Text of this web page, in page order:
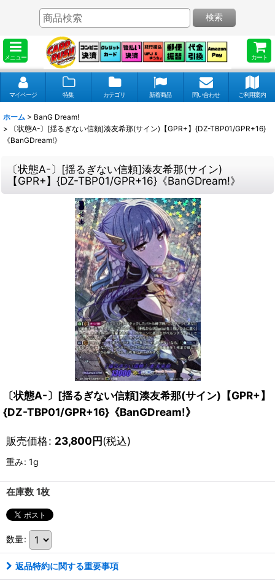
メニュー カート
検索
マイページ 特集 カテゴリ 新着商品 問い合わせ ご利用案内
ホーム > BanG Dream!
>
〔状態A-〕[揺るぎない信頼]湊友希那(サイン)【GPR+】{DZ-TBP01/GPR+16}
《BanGDream!》
〔状態A-〕[揺るぎない信頼]湊友希那(サイン)
【GPR+】{DZ-TBP01/GPR+16}《BanGDream!》
〔状態A-〕[揺るぎない信頼]湊友希那(サイン)【GPR+】
{DZ-TBP01/GPR+16}《BanGDream!》
販売価格: 23,800円(税込)
重み: 1g
在庫数 1枚
数量:
返品特約に関する重要事項